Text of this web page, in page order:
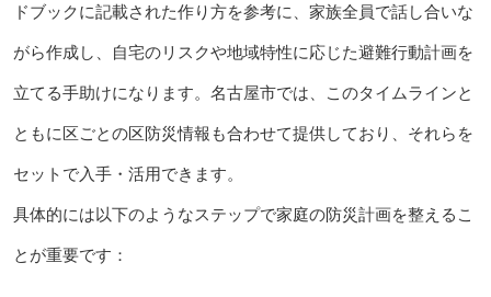
ドブックに記載された作り方を参考に、家族全員で話し合いな
がら作成し、自宅のリスクや地域特性に応じた避難行動計画を
立てる手助けになります。名古屋市では、このタイムラインと
ともに区ごとの区防災情報も合わせて提供しており、それらを
セットで入手・活用できます。
具体的には以下のようなステップで家庭の防災計画を整えるこ
とが重要です：